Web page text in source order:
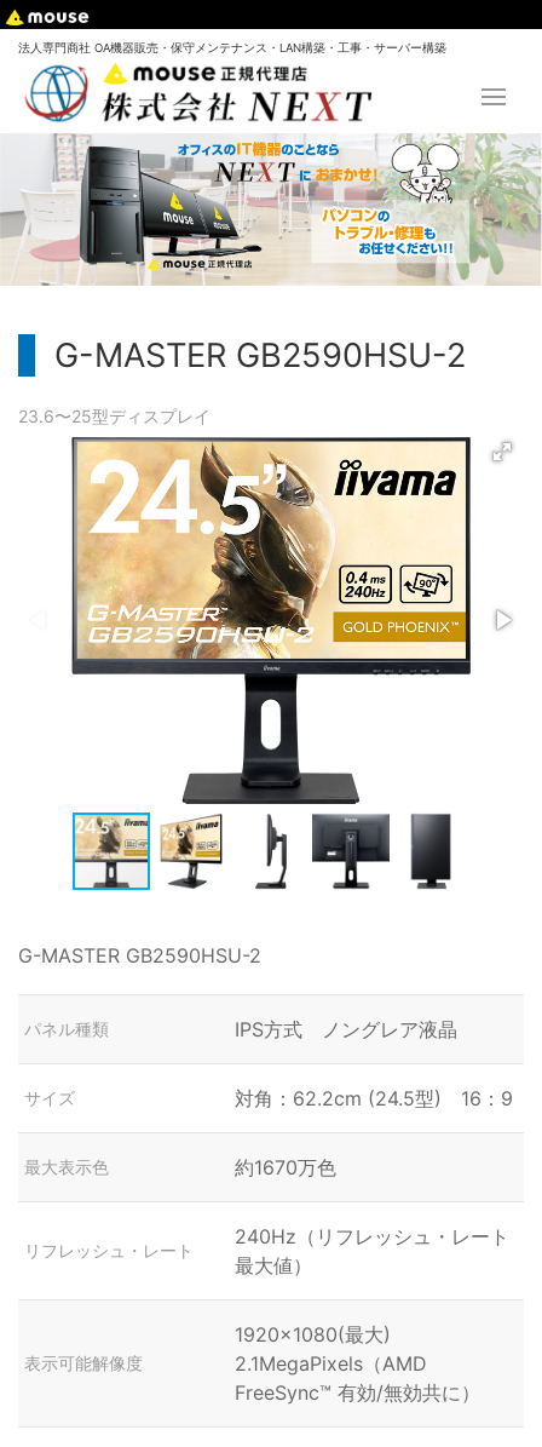
法人専門商社 OA機器販売・保守メンテナンス・LAN構築・工事・サーバー構築
G-MASTER GB2590HSU-2
23.6〜25型ディスプレイ
G-MASTER GB2590HSU-2
パネル種類 IPS方式 ノングレア液晶
サイズ 対角：62.2cm (24.5型) 16：9
最大表示色 約1670万色
リフレッシュ・レート
240Hz（リフレッシュ・レート
最大値）
表示可能解像度
1920×1080(最大)
2.1MegaPixels（AMD
FreeSync™ 有効/無効共に）